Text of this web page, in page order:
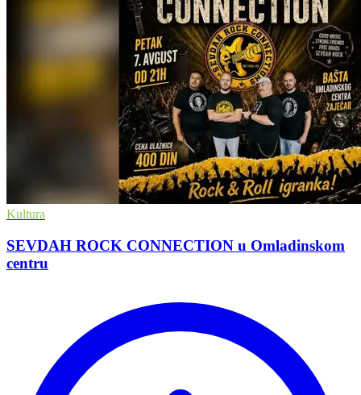
Kultura
SEVDAH ROCK CONNECTION u Omladinskom
centru